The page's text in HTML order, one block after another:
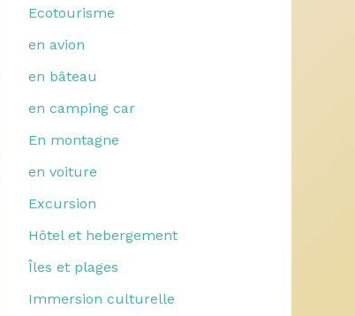
Ecotourisme
en avion
en bâteau
en camping car
En montagne
en voiture
Excursion
Hôtel et hebergement
Îles et plages
Immersion culturelle